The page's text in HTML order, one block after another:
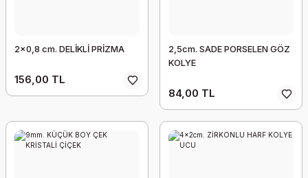
2x0,8 cm. DELİKLİ PRİZMA
156,00 TL
2,5cm. SADE PORSELEN GÖZ
KOLYE
84,00 TL